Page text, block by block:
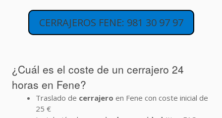
CERRAJEROS FENE: 981 30 97 97
¿Cuál es el coste de un cerrajero 24
horas en Fene?
Traslado de cerrajero en Fene con coste inicial de
25 €